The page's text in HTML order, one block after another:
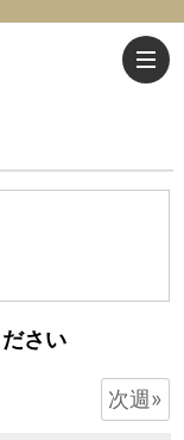
さい
次週»